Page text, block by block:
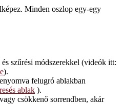
Minden oszlop egy-egy
szűrési módszerekkel (videók itt:
).
felugró ablakban
ablak ).
csökkenő sorrendben, akár